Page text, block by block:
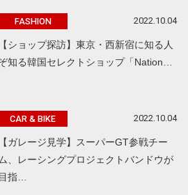
FASHION 2022.10.04
【ショップ探訪】東京・西新宿に知る人
知る韓国セレクトショップ「Nation…
CAR & BIKE 2022.10.04
【ガレージ見学】スーパーGT参戦チー
ム、レーシングプロジェクトバンドウが
目指…